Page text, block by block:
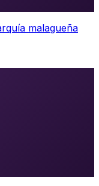
malagueña